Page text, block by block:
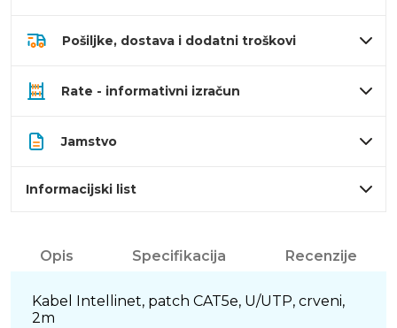
Pošiljke, dostava i dodatni troškovi
Rate - informativni izračun
Jamstvo
Informacijski list
Opis Specifikacija Recenzije
Kabel Intellinet, patch CAT5e, U/UTP, crveni,
2m